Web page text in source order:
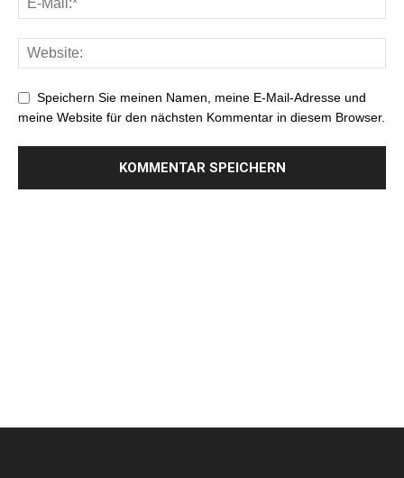
Speichern Sie meinen Namen, meine E-Mail-Adresse und
meine Website für den nächsten Kommentar in diesem Browser.